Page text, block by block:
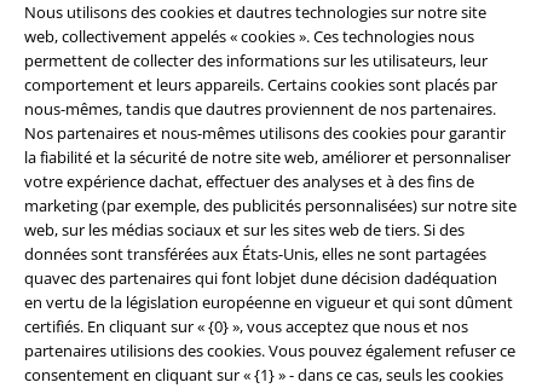
Nous utilisons des cookies et dautres technologies sur notre site
web, collectivement appelés « cookies ». Ces technologies nous
permettent de collecter des informations sur les utilisateurs, leur
comportement et leurs appareils. Certains cookies sont placés par
nous-mêmes, tandis que dautres proviennent de nos partenaires.
Nos partenaires et nous-mêmes utilisons des cookies pour garantir
la fiabilité et la sécurité de notre site web, améliorer et personnaliser
votre expérience dachat, effectuer des analyses et à des fins de
marketing (par exemple, des publicités personnalisées) sur notre site
web, sur les médias sociaux et sur les sites web de tiers. Si des
données sont transférées aux États-Unis, elles ne sont partagées
quavec des partenaires qui font lobjet dune décision dadéquation
en vertu de la législation européenne en vigueur et qui sont dûment
certifiés. En cliquant sur « {0} », vous acceptez que nous et nos
partenaires utilisions des cookies. Vous pouvez également refuser ce
consentement en cliquant sur « {1} » - dans ce cas, seuls les cookies
Légal
Conditions générales
Éditeur
Clauses de confidentialité
Élimination des déchets et protection de l'environnement
Déclaration de Conformité
Informations sur l'accessibilité